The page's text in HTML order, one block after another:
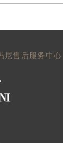
尼售后服务中心